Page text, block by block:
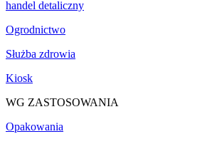
handel detaliczny
Ogrodnictwo
Służba zdrowia
Kiosk
WG ZASTOSOWANIA
Opakowania